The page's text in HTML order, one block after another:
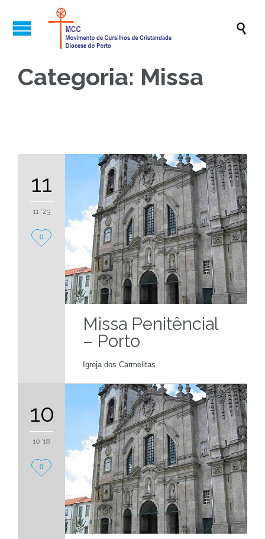

Categoria: Missa
11
11 '23
Love
0
Missa Penitêncial
– Porto
Igreja dos Carmelitas
10
10 '18
Love
0